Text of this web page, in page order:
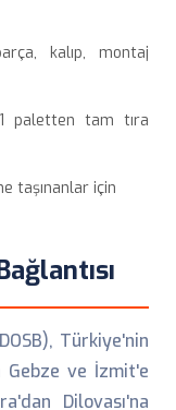
kalıp, montaj
1 paletten tam tıra
taşınanlar için
Türkiye'nin
Gebze ve İzmit'e
Dilovası'na